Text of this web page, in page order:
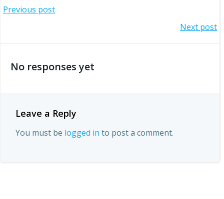
Post
Previous post
navigation
Next post
No responses yet
Leave a Reply
You must be logged in to post a comment.